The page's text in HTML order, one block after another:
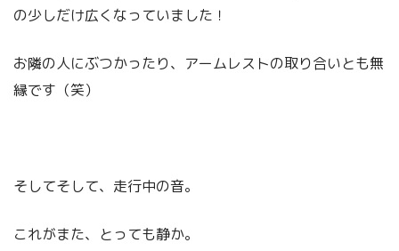
の少しだけ広くなっていました！
お隣の人にぶつかったり、アームレストの取り合いとも無
縁です（笑）
そしてそして、走行中の音。
これがまた、とっても静か。